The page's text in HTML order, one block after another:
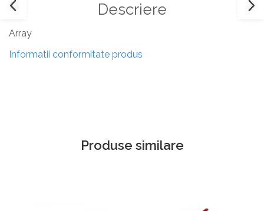
Descriere
Array
Informatii conformitate produs
Produse similare